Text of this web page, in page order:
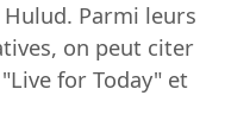
Parmi leurs
on peut citer
for Today" et